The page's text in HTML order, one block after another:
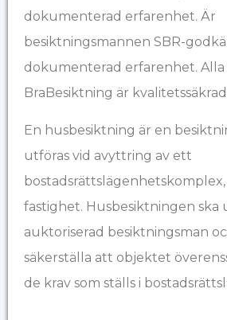
dokumenterad erfarenhet. Är
besiktningsmannen SBR-
dokumenterad erfarenhet.
BraBesiktning är
En husbesiktning är en
utföras vid avyttring av ett
fastighet. Husbesiktningen ska
auktoriserad besiktningsman
säkerställa att objektet
de krav som ställs i